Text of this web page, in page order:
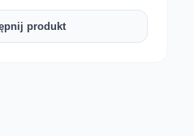
produkt